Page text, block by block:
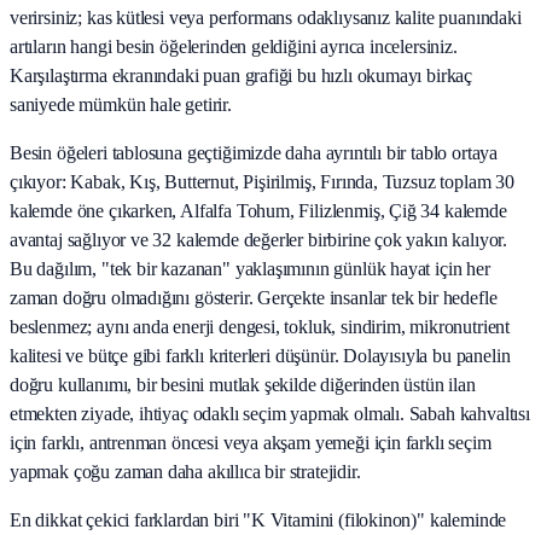
verirsiniz; kas kütlesi veya performans odaklıysanız kalite puanındaki
artıların hangi besin öğelerinden geldiğini ayrıca incelersiniz.
Karşılaştırma ekranındaki puan grafiği bu hızlı okumayı birkaç
saniyede mümkün hale getirir.
Besin öğeleri tablosuna geçtiğimizde daha ayrıntılı bir tablo ortaya
çıkıyor: Kabak, Kış, Butternut, Pişirilmiş, Fırında, Tuzsuz toplam 30
kalemde öne çıkarken, Alfalfa Tohum, Filizlenmiş, Çiğ 34 kalemde
avantaj sağlıyor ve 32 kalemde değerler birbirine çok yakın kalıyor.
Bu dağılım, "tek bir kazanan" yaklaşımının günlük hayat için her
zaman doğru olmadığını gösterir. Gerçekte insanlar tek bir hedefle
beslenmez; aynı anda enerji dengesi, tokluk, sindirim, mikronutrient
kalitesi ve bütçe gibi farklı kriterleri düşünür. Dolayısıyla bu panelin
doğru kullanımı, bir besini mutlak şekilde diğerinden üstün ilan
etmekten ziyade, ihtiyaç odaklı seçim yapmak olmalı. Sabah kahvaltısı
için farklı, antrenman öncesi veya akşam yemeği için farklı seçim
yapmak çoğu zaman daha akıllıca bir stratejidir.
En dikkat çekici farklardan biri "K Vitamini (filokinon)" kaleminde